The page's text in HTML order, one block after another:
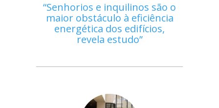
Senhorios e inquilinos são o
maior obstáculo à eficiência
energética dos edifícios,
revela estudo